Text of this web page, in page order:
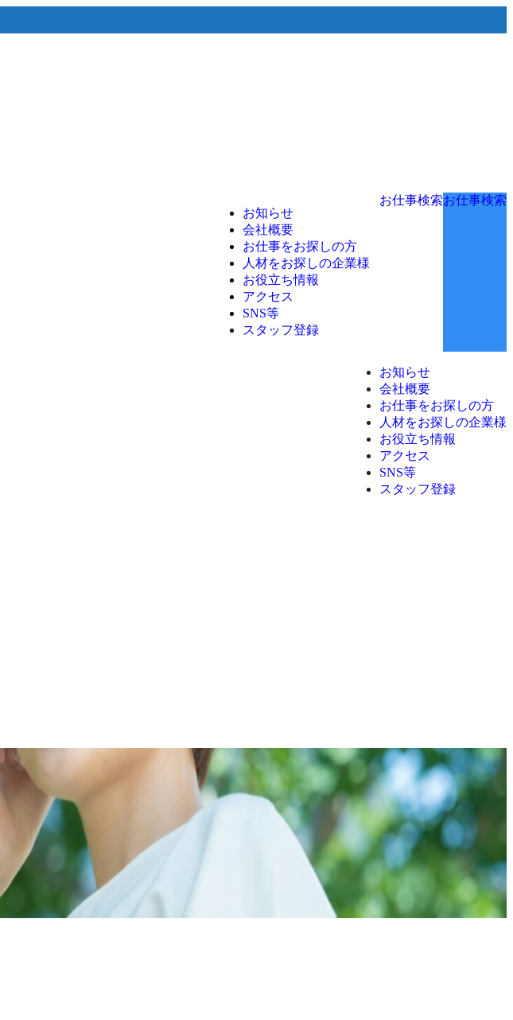
お知らせ
会社概要
お仕事をお探しの方
人材をお探しの企業様
お役立ち情報
アクセス
SNS等
スタッフ登録
お仕事検索お仕事検索
お知らせ
会社概要
お仕事をお探しの方
人材をお探しの企業様
お役立ち情報
アクセス
SNS等
スタッフ登録